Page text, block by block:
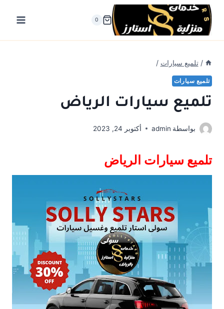
التجاوز
المحتوى
0
/ تلميع سيارات /
تلميع سيارات
تلميع سيارات الرياض
بواسطة admin أكتوبر 24, 2023
تلميع سيارات الرياض